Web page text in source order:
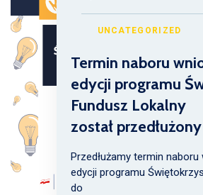
UNCATEGORIZED
Termin naboru
edycji programu
Fundusz Lokalny
został przedłużony
Przedłużamy termin
edycji programu
do